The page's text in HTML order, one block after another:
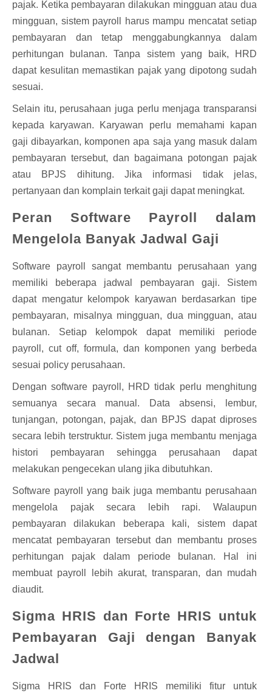
pajak. Ketika pembayaran dilakukan mingguan atau dua
mingguan, sistem payroll harus mampu mencatat setiap
pembayaran dan tetap menggabungkannya dalam
perhitungan bulanan. Tanpa sistem yang baik, HRD
dapat kesulitan memastikan pajak yang dipotong sudah
sesuai.
Selain itu, perusahaan juga perlu menjaga transparansi
kepada karyawan. Karyawan perlu memahami kapan
gaji dibayarkan, komponen apa saja yang masuk dalam
pembayaran tersebut, dan bagaimana potongan pajak
atau BPJS dihitung. Jika informasi tidak jelas,
pertanyaan dan komplain terkait gaji dapat meningkat.
Peran Software Payroll dalam
Mengelola Banyak Jadwal Gaji
Software payroll sangat membantu perusahaan yang
memiliki beberapa jadwal pembayaran gaji. Sistem
dapat mengatur kelompok karyawan berdasarkan tipe
pembayaran, misalnya mingguan, dua mingguan, atau
bulanan. Setiap kelompok dapat memiliki periode
payroll, cut off, formula, dan komponen yang berbeda
sesuai policy perusahaan.
Dengan software payroll, HRD tidak perlu menghitung
semuanya secara manual. Data absensi, lembur,
tunjangan, potongan, pajak, dan BPJS dapat diproses
secara lebih terstruktur. Sistem juga membantu menjaga
histori pembayaran sehingga perusahaan dapat
melakukan pengecekan ulang jika dibutuhkan.
Software payroll yang baik juga membantu perusahaan
mengelola pajak secara lebih rapi. Walaupun
pembayaran dilakukan beberapa kali, sistem dapat
mencatat pembayaran tersebut dan membantu proses
perhitungan pajak dalam periode bulanan. Hal ini
membuat payroll lebih akurat, transparan, dan mudah
diaudit.
Sigma HRIS dan Forte HRIS untuk
Pembayaran Gaji dengan Banyak
Jadwal
Sigma HRIS dan Forte HRIS memiliki fitur untuk